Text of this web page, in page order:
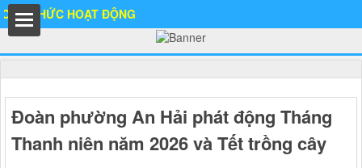
HOẠT ĐỘNG
Đoàn phường An Hải phát động Tháng
Thanh niên năm 2026 và Tết trồng cây